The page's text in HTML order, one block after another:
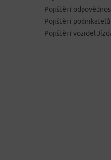
Pojištění
Pojištění podnikatelů
Pojištění vozidel